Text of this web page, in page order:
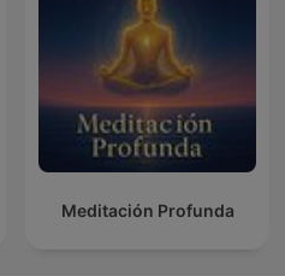
Meditación Profunda